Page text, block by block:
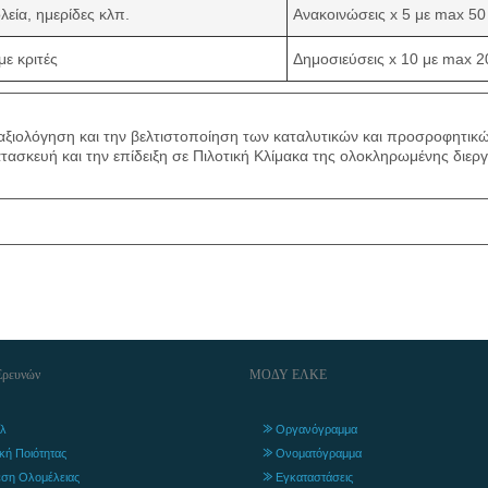
ημερίδες κλπ. Ανακοινώσεις x 5 με max 50
κριτές Δημοσιεύσεις x 10 με max
και την βελτιστοποίηση των καταλυτικών και
και την επίδειξη σε Πιλοτική Κλίμακα της ολοκληρωμένης
Ποιότητας
Ολομέλειας
ΜΟΔΥ ΕΛΚΕ
Οργανόγραμμα
Ονοματόγραμμα
Εγκαταστάσεις